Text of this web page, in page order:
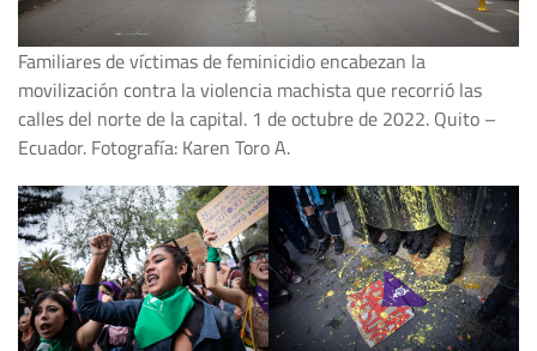
Familiares de víctimas de feminicidio encabezan la
movilización contra la violencia machista que recorrió las
calles del norte de la capital. 1 de octubre de 2022. Quito –
Ecuador. Fotografía: Karen Toro A.